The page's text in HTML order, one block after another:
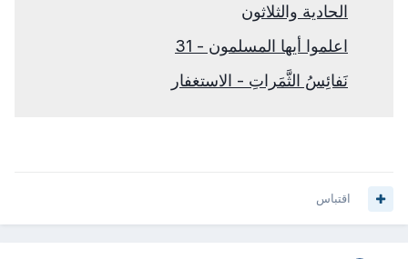
الحادية والثلاثون
اعلموا أيها المسلمون - 31
نَفائِسُ الثَّمَراتِ - الاستغفار
اقتباس